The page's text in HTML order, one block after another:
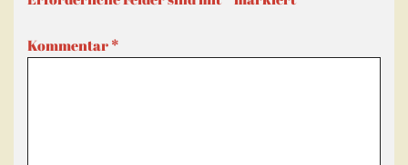
Kommentar*